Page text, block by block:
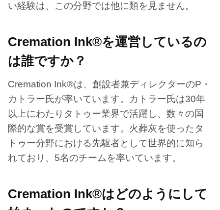
い経験は、この分野では他に類を見ません。
Cremation Ink®を運営しているの
は誰ですか？
Cremation Ink®は、創設者兼ディレクターのP・
カトラー氏が率いています。カトラー氏は30年
以上にわたりタトゥー業界で活躍し、数々の国
際的な賞を受賞しています。火葬灰を使ったタ
トゥー分野における先駆者として世界的に知ら
れており、5名のチームを率いています。
Cremation Ink®はどのようにして